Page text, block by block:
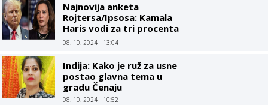
Najnovija anketa
Rojtersa/Ipsosa: Kamala
Haris vodi za tri procenta
u odnosu na Trampa
08. 10. 2024 - 13:04
Indija: Kako je ruž za usne
postao glavna tema u
gradu Čenaju
08. 10. 2024 - 10:52